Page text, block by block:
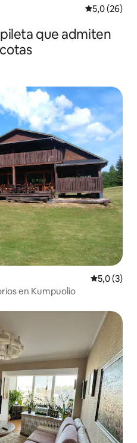
Calificación
5,0 (26)
que admiten
5,0 (3)
en Kumpuolio